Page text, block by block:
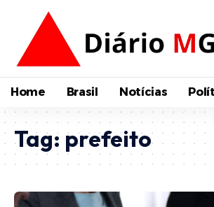
Home Brasil Notícias
Tag: prefeito